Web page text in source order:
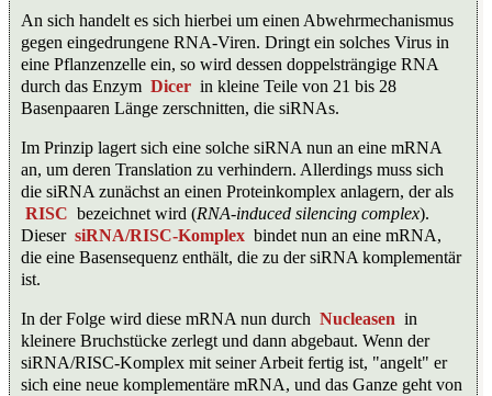
An sich handelt es sich hierbei um einen Abwehrmechanismus
gegen eingedrungene RNA-Viren. Dringt ein solches Virus in
eine Pflanzenzelle ein, so wird dessen doppelsträngige RNA
durch das Enzym Dicer in kleine Teile von 21 bis 28
Basenpaaren Länge zerschnitten, die siRNAs.
Im Prinzip lagert sich eine solche siRNA nun an eine mRNA
an, um deren Translation zu verhindern. Allerdings muss sich
die siRNA zunächst an einen Proteinkomplex anlagern, der als
RISC bezeichnet wird (RNA-induced silencing complex).
Dieser siRNA/RISC-Komplex bindet nun an eine mRNA,
die eine Basensequenz enthält, die zu der siRNA komplementär
ist.
In der Folge wird diese mRNA nun durch Nucleasen in
kleinere Bruchstücke zerlegt und dann abgebaut. Wenn der
siRNA/RISC-Komplex mit seiner Arbeit fertig ist, "angelt" er
sich eine neue komplementäre mRNA, und das Ganze geht von